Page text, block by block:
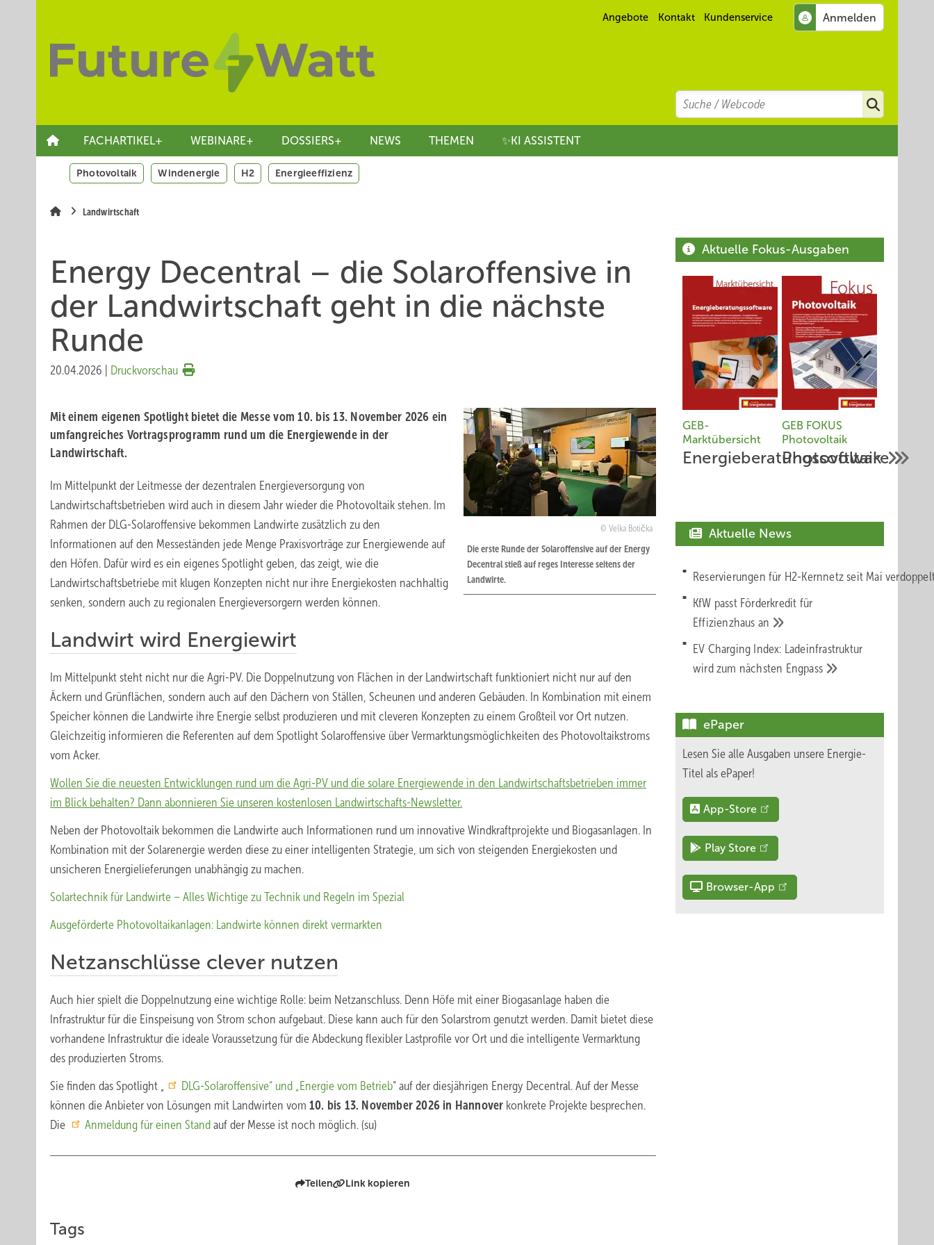
Angebote Kontakt Kundenservice
Search
Suchen
FACHARTIKEL+ WEBINARE+ DOSSIERS+ NEWS THEMEN ✨KI ASSISTENT
Photovoltaik Windenergie H2 Energieeffizienz
Landwirtschaft
Energy Decentral – die Solaroffensive in
der Landwirtschaft geht in die nächste
Runde
20.04.2026 Druckvorschau
Velka Botička
Die erste Runde der Solaroffensive auf der Energy
Decentral stieß auf reges Interesse seitens der
Landwirte.
Mit einem eigenen Spotlight bietet die Messe vom 10. bis 13. November 2026 ein
umfangreiches Vortragsprogramm rund um die Energiewende in der
Landwirtschaft.
Im Mittelpunkt der Leitmesse der dezentralen Energieversorgung von
Landwirtschaftsbetrieben wird auch in diesem Jahr wieder die Photovoltaik stehen. Im
Rahmen der DLG-Solaroffensive bekommen Landwirte zusätzlich zu den
Informationen auf den Messeständen jede Menge Praxisvorträge zur Energiewende auf
den Höfen. Dafür wird es ein eigenes Spotlight geben, das zeigt, wie die
Landwirtschaftsbetriebe mit klugen Konzepten nicht nur ihre Energiekosten nachhaltig
senken, sondern auch zu regionalen Energieversorgern werden können.
Landwirt wird Energiewirt
Im Mittelpunkt steht nicht nur die Agri-PV. Die Doppelnutzung von Flächen in der Landwirtschaft funktioniert nicht nur auf den
Äckern und Grünflächen, sondern auch auf den Dächern von Ställen, Scheunen und anderen Gebäuden. In Kombination mit einem
Speicher können die Landwirte ihre Energie selbst produzieren und mit cleveren Konzepten zu einem Großteil vor Ort nutzen.
Gleichzeitig informieren die Referenten auf dem Spotlight Solaroffensive über Vermarktungsmöglichkeiten des Photovoltaikstroms
vom Acker.
Wollen Sie die neuesten Entwicklungen rund um die Agri-PV und die solare Energiewende in den Landwirtschaftsbetrieben immer
im Blick behalten? Dann abonnieren Sie unseren kostenlosen Landwirtschafts-Newsletter.
Neben der Photovoltaik bekommen die Landwirte auch Informationen rund um innovative Windkraftprojekte und Biogasanlagen. In
Kombination mit der Solarenergie werden diese zu einer intelligenten Strategie, um sich von steigenden Energiekosten und
unsicheren Energielieferungen unabhängig zu machen.
Solartechnik für Landwirte – Alles Wichtige zu Technik und Regeln im Spezial
Ausgeförderte Photovoltaikanlagen: Landwirte können direkt vermarkten
Netzanschlüsse clever nutzen
Auch hier spielt die Doppelnutzung eine wichtige Rolle: beim Netzanschluss. Denn Höfe mit einer Biogasanlage haben die
Infrastruktur für die Einspeisung von Strom schon aufgebaut. Diese kann auch für den Solarstrom genutzt werden. Damit bietet diese
vorhandene Infrastruktur die ideale Voraussetzung für die Abdeckung flexibler Lastprofile vor Ort und die intelligente Vermarktung
des produzierten Stroms.
Sie finden das Spotlight „
DLG-Solaroffensive“ und „Energie vom Betrieb“ auf der diesjährigen Energy Decentral. Auf der Messe
können die Anbieter von Lösungen mit Landwirten vom 10. bis 13. November 2026 in Hannover konkrete Projekte besprechen.
Die
Anmeldung für einen Stand auf der Messe ist noch möglich. (su)
Teilen Link kopieren
Tags
Aktuelle Fokus-Ausgaben
GEB-
Marktübersicht
Energieberatungssoftware
GEB FOKUS
Photovoltaik
Photovoltaik
Aktuelle News
Reservierungen für H2-Kernnetz seit Mai
KfW passt Förderkredit für
Effizienzhaus an
EV Charging Index: Ladeinfrastruktur
wird zum nächsten Engpass
ePaper
Lesen Sie alle Ausgaben unsere Energie-
Titel als ePaper!
App-Store
Play Store
Browser-App